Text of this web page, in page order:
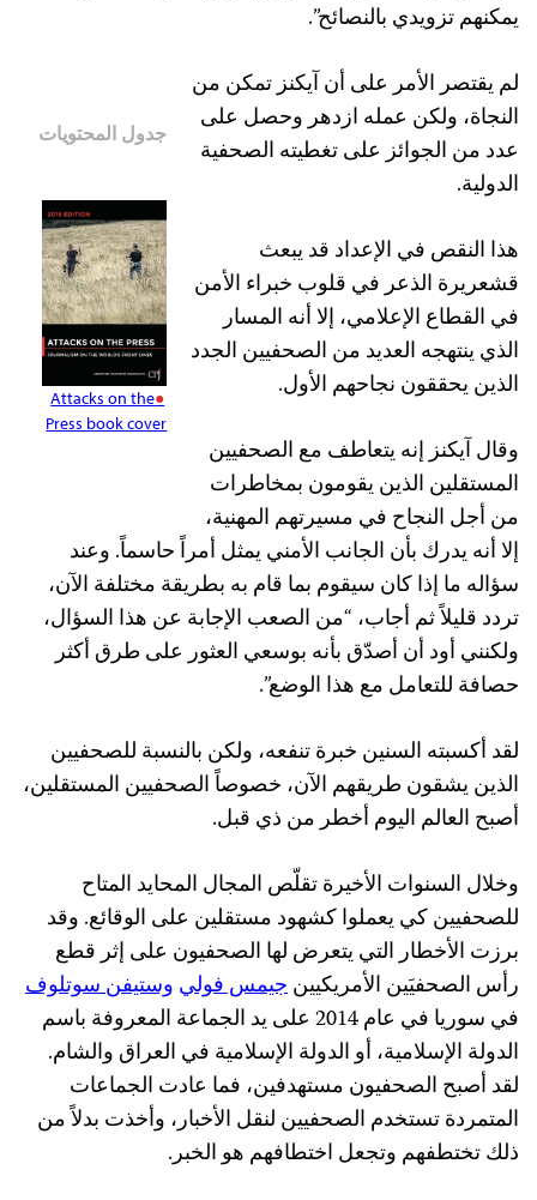
يمكنهم تزويدي بالنصائح”.
جدول المحتويات
Attacks on the
Press book cover
لم يقتصر الأمر على أن آيكنز تمكن من
النجاة، ولكن عمله ازدهر وحصل على
عدد من الجوائز على تغطيته الصحفية
الدولية.
هذا النقص في الإعداد قد يبعث
قشعريرة الذعر في قلوب خبراء الأمن
في القطاع الإعلامي، إلا أنه المسار
الذي ينتهجه العديد من الصحفيين الجدد
الذين يحققون نجاحهم الأول.
وقال آيكنز إنه يتعاطف مع الصحفيين
المستقلين الذين يقومون بمخاطرات
من أجل النجاح في مسيرتهم المهنية،
إلا أنه يدرك بأن الجانب الأمني يمثل أمراً حاسماً. وعند
سؤاله ما إذا كان سيقوم بما قام به بطريقة مختلفة الآن،
تردد قليلاً ثم أجاب، “من الصعب الإجابة عن هذا السؤال،
ولكنني أود أن أصدّق بأنه بوسعي العثور على طرق أكثر
حصافة للتعامل مع هذا الوضع”.
لقد أكسبته السنين خبرة تنفعه، ولكن بالنسبة للصحفيين
الذين يشقون طريقهم الآن، خصوصاً الصحفيين المستقلين،
أصبح العالم اليوم أخطر من ذي قبل.
وخلال السنوات الأخيرة تقلّص المجال المحايد المتاح
للصحفيين كي يعملوا كشهود مستقلين على الوقائع. وقد
برزت الأخطار التي يتعرض لها الصحفيون على إثر قطع
رأس الصحفيَين الأمريكيينجيمس فولي وستيفن سوتلوف
في سوريا في عام 2014 على يد الجماعة المعروفة باسم
الدولة الإسلامية، أو الدولة الإسلامية في العراق والشام.
لقد أصبح الصحفيون مستهدفين، فما عادت الجماعات
المتمردة تستخدم الصحفيين لنقل الأخبار، وأخذت بدلاً من
ذلك تختطفهم وتجعل اختطافهم هو الخبر.